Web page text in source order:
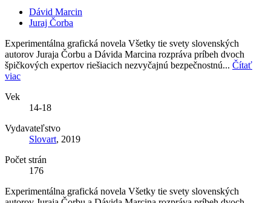
Dávid Marcin
Juraj Čorba
Experimentálna grafická novela Všetky tie svety slovenských
autorov Juraja Čorbu a Dávida Marcina rozpráva príbeh dvoch
špičkových expertov riešiacich nezvyčajnú bezpečnostnú... Čítať
viac
Vek
14-18
Vydavateľstvo
Slovart, 2019
Počet strán
176
Experimentálna grafická novela Všetky tie svety slovenských